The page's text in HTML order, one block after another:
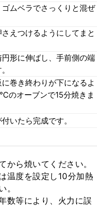
ムベラでさっくりと混ぜ
えつけるようにしてまと
形に伸ばし、手前側の端
巻き終わりが下になるよ
のオーブンで15分焼きま
いたら完成です。
から焼いてください。
温度を設定し10分加熱
。
数等により、火力に誤